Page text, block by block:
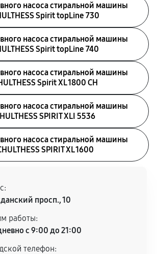
насоса стиральной машины
Spirit topLine 730
насоса стиральной машины
Spirit topLine 740
насоса стиральной машины
Spirit XL 1800 CH
насоса стиральной машины
SPIRIT XLI 5536
насоса стиральной машины
SPIRIT XL 1600
просп., 10
работы:
с 9:00 до 21:00
телефон: